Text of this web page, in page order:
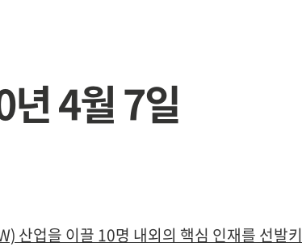
4월 7일
산업을 이끌 10명 내외의 핵심 인재를 선발키